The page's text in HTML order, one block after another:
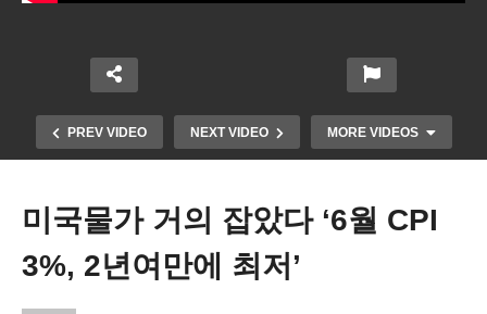
PREV VIDEO NEXT VIDEO MORE VIDEOS
미국물가 거의 잡았다 ‘6월 CPI
3%, 2년여만에 최저’